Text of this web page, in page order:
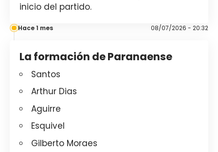
inicio del partido.
Hace 1 mes 08/07/2026 - 20:32
La formación de Paranaense
Santos
Arthur Dias
Aguirre
Esquivel
Gilberto Moraes